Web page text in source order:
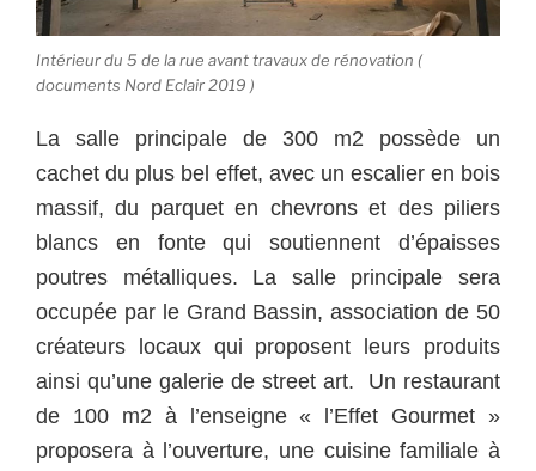
Intérieur du 5 de la rue avant travaux de rénovation (
documents Nord Eclair 2019 )
La salle principale de 300 m2 possède un
cachet du plus bel effet, avec un escalier en bois
massif, du parquet en chevrons et des piliers
blancs en fonte qui soutiennent d’épaisses
poutres métalliques. La salle principale sera
occupée par le Grand Bassin, association de 50
créateurs locaux qui proposent leurs produits
ainsi qu’une galerie de street art. Un restaurant
de 100 m2 à l’enseigne « l’Effet Gourmet »
proposera à l’ouverture, une cuisine familiale à